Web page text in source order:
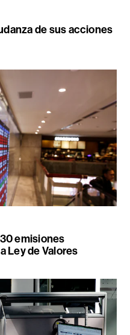
de sus acciones
emisiones
Ley de Valores